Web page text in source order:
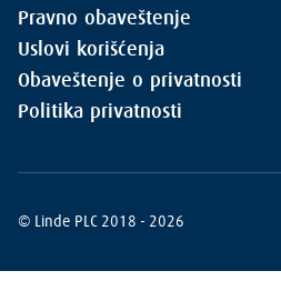
Pravno obaveštenje
Uslovi korišćenja
Obaveštenje o privatnosti
Politika privatnosti
© Linde PLC 2018 - 2026